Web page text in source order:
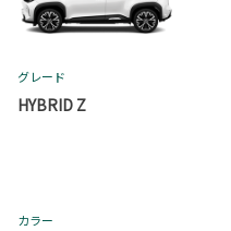
グレード
HYBRID Z
カラー